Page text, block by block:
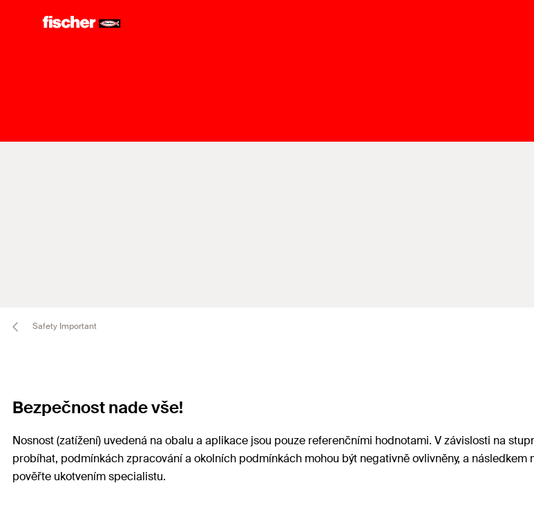
Safety Important
Bezpečnost nade vše!
Nosnost (zatížení) uvedená na obalu a aplikace jsou pouze referenčními hodnotami. V závislosti na
probíhat, podmínkách zpracování a okolních podmínkách mohou být negativně ovlivněny, a
pověřte ukotvením specialistu.